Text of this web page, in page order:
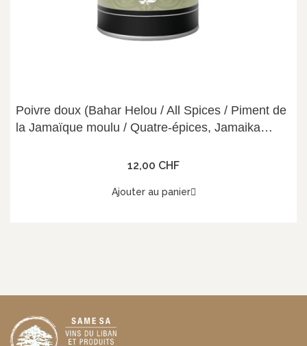
Poivre doux (Bahar Helou / All Spices / Piment de
la Jamaïque moulu / Quatre-épices, Jamaika
12,00 CHF
Ajouter au panier